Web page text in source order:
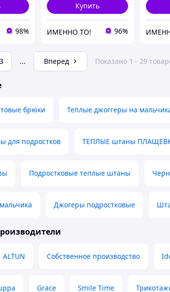
98%
Купить
ИМЕННО ТО! 96%
3 ... Вперед Показано 1 - 29
брюки Теплые джоггеры на
для подростков ТЕПЛЫЕ штаны
Подростковые теплые штаны
Джогеры подростковые
ALTUN Собственное производство
Grace Smile Time